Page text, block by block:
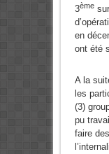
3èmesur
en
ont été
A la
les
(3)
pu
faire